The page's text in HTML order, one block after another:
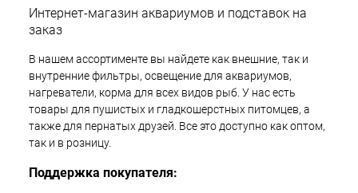
Интернет-магазин аквариумов и подставок на
заказ
В нашем ассортименте вы найдете как внешние, так и
внутренние фильтры, освещение для аквариумов,
нагреватели, корма для всех видов рыб. У нас есть
товары для пушистых и гладкошерстных питомцев, а
также для пернатых друзей. Все это доступно как оптом,
так и в розницу.
Поддержка покупателя: